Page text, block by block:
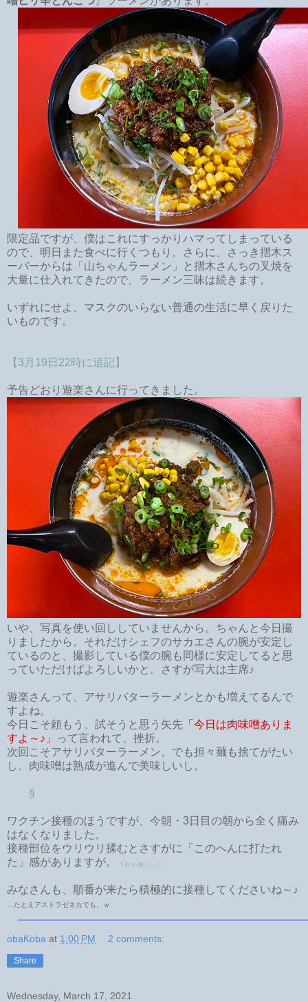
限定品ですが、僕はこれにすっかりハマってしまっている
ので、明日また食べに行くつもり。さらに、さっき摺木ス
ーパーからは「山ちゃんラーメン」と摺木さんちの叉焼を
大量に仕入れてきたので、ラーメン三昧は続きます。
いずれにせよ、マスクのいらない普通の生活に早く戻りた
いものです。
【3月19日22時に追記】
予告どおり遊楽さんに行ってきました。
いや、写真を使い回ししていませんから。ちゃんと今日撮
りましたから。それだけシェフのサカエさんの腕が安定し
ているのと、撮影している僕の腕も同様に安定してると思
っていただけばよろしいかと。さすが写大は主席♪
遊楽さんって、アサリバターラーメンとかも増えてるんで
すよね。
今日こそ頼もう、試そうと思う矢先 「今日は肉味噌ありま
すよ～♪」
って言われて、挫折。
次回こそアサリバターラーメン。でも担々麺も捨てがたい
し、肉味噌は熟成が進んで美味しいし。
§
ワクチン接種のほうですが、今朝・3日目の朝から全く痛み
はなくなりました。
接種部位をウリウリ揉むとさすがに「このへんに打たれ
た」感がありますが。
（ぉぃぉぃ…）
みなさんも、順番が来たら積極的に接種してくださいね～♪
…たとえアストラゼネカでも。ｗ
obaKoba at 1:00 PM 2 comments:
Share
Wednesday, March 17, 2021